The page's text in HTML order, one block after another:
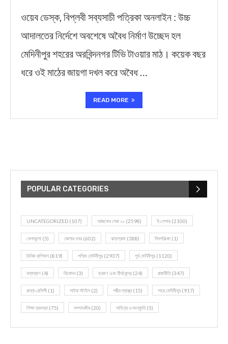
ওয়েব ডেস্ক, বিপ্লবী সব্যসাচী পত্রিকা অনলাইন : উচ্চ
আদালতের নির্দেশে অবশেষে অবৈধ নির্মাণ উচ্ছেদ হল
মেদিনীপুর শহরের অরবিন্দনগর টিভি টাওয়ার মাঠ। কয়েক বছর
ধরে ওই মাঠের জায়গা দখল করে অবৈধ …
READ MORE
POPULAR CATEGORIES
UNCATEGORIZED (107) আজকের সেরা ১০ (2598) ই-পেপার (2100)
খেলাধূলো (5) জেলার খবর (602) ঝাড়গ্রাম (388) দিনপঞ্জিকা (1)
দৈনিক রাশিফল (819) পশ্চিম মেদিনীপুর (2937) পূর্ব মেদিনীপুর (1120)
বন্যপ্রাণ (4) বিনোদন(3) ভ্রমণ এবং তীর্থকেন্দ্র (24) রাজনীতি(347)
রান্না-রেসিপী (1) লাইফ স্টাইল (2) শরীর স্বাস্থ্য (15) শহর মেদিনীপুর (917)
শিক্ষা ব্যবস্থা (75) সম্পাদকীয় (20) সাহিত্য ও সংস্কৃতি(5)